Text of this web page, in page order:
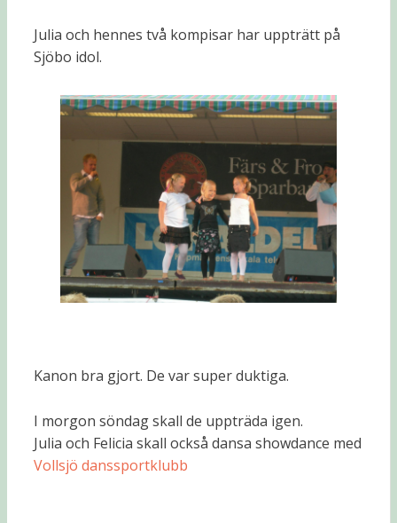
Julia och hennes två kompisar har uppträtt på
Sjöbo idol.
Kanon bra gjort. De var super duktiga.
I morgon söndag skall de uppträda igen.
Julia och Felicia skall också dansa showdance med
Vollsjö danssportklubb